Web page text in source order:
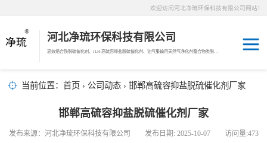
欢迎访问河北净琉环保科技有限公司网站！
河北净琉环保科技有限公司
高效络合铁脱硫催化剂、JLH-高硫容抑盐脱硫催化剂、油气集输用天然气净化剂螯合物类脱硫剂，液相氧化还原脱硫催化剂、液相氧化还原脱硫补充剂、液相氧化还原脱硫溶液分散剂、JL-12活化MDEA脱碳剂、JL-14深度脱碳剂、沼气脱硫剂、焦油破乳剂
当前位置： 首页 › 公司动态 › 邯郸高硫容抑盐脱硫催化剂厂家
邯郸高硫容抑盐脱硫催化剂厂家
发布来源：河北净琉环保科技有限公司 发布日期: 2025-10-07 访问量:473
天然气脱碳剂
沼气脱硫剂